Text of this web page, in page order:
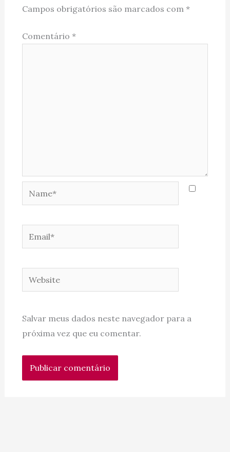
Campos obrigatórios são marcados com *
Comentário *
Name*
Email*
Website
Salvar meus dados neste navegador para a
próxima vez que eu comentar.